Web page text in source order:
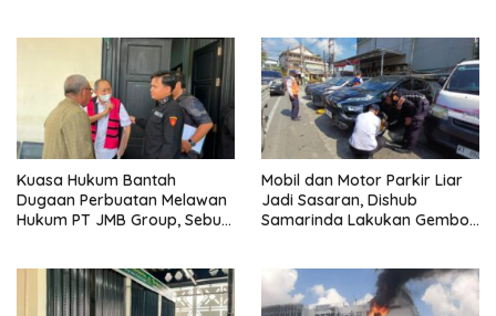
Kuasa Hukum Bantah
Dugaan Perbuatan Melawan
Hukum PT JMB Group, Sebut
Mobil dan Motor Parkir Liar
Jadi Sasaran, Dishub
Samarinda Lakukan Gembok